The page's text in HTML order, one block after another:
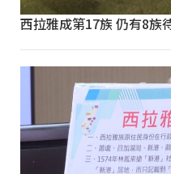
西拉雅成第17族 仍有8族